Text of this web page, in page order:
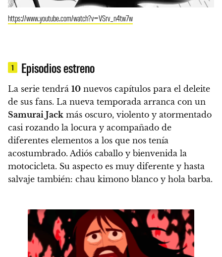
https://www.youtube.com/watch?v=VSrv_n4tw7w
1 Episodios estreno
La serie tendrá 10 nuevos capítulos para el deleite
de sus fans. La nueva temporada arranca con un
Samurai Jack más oscuro, violento y atormentado
casi rozando la locura y acompañado de
diferentes elementos a los que nos tenía
acostumbrado. Adiós caballo y bienvenida la
motocicleta. Su aspecto es muy diferente y hasta
salvaje también: chau kimono blanco y hola barba.